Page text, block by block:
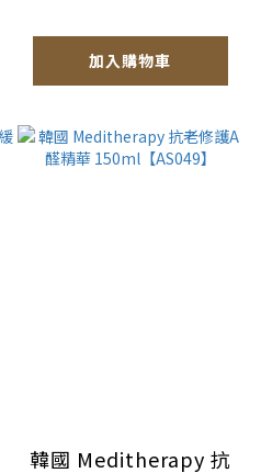
加入購物車
韓國 Meditherapy 抗